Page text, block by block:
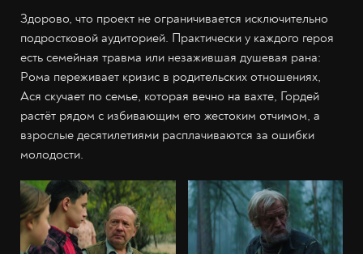
Здорово, что проект не ограничивается исключительно
подростковой аудиторией. Практически у каждого героя
есть семейная травма или незажившая душевая рана:
Рома переживает кризис в родительских отношениях,
Ася скучает по семье, которая вечно на вахте, Гордей
растёт рядом с избивающим его жестоким отчимом, а
взрослые десятилетиями расплачиваются за ошибки
молодости.